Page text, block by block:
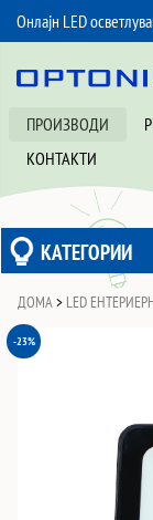
Онлајн LED
ПРОИЗВОДИ
КОНТАКТИ
КАТЕГОРИИ
ДОМА > LED
-23%